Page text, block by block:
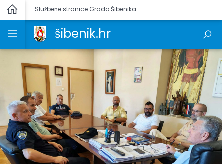
Službene stranice Grada Šibenika
šibenik.hr